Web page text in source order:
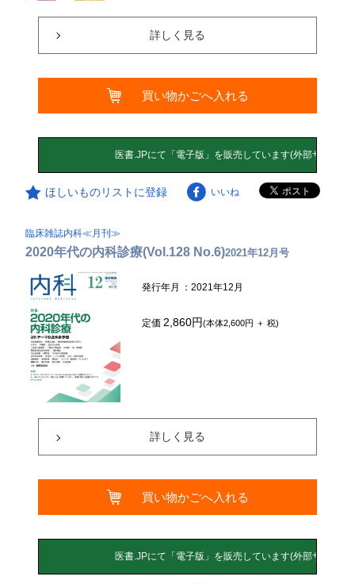
詳しく見る
買い物かごへ入れる
ほしいものリストに登録 いいね
臨床雑誌内科≪月刊≫
2020年代の内科診療(Vol.128 No.6)2021年12月号
発行年月 ：2021年12月
定価 2,860円(本体2,600円 ＋ 税)
詳しく見る
買い物かごへ入れる